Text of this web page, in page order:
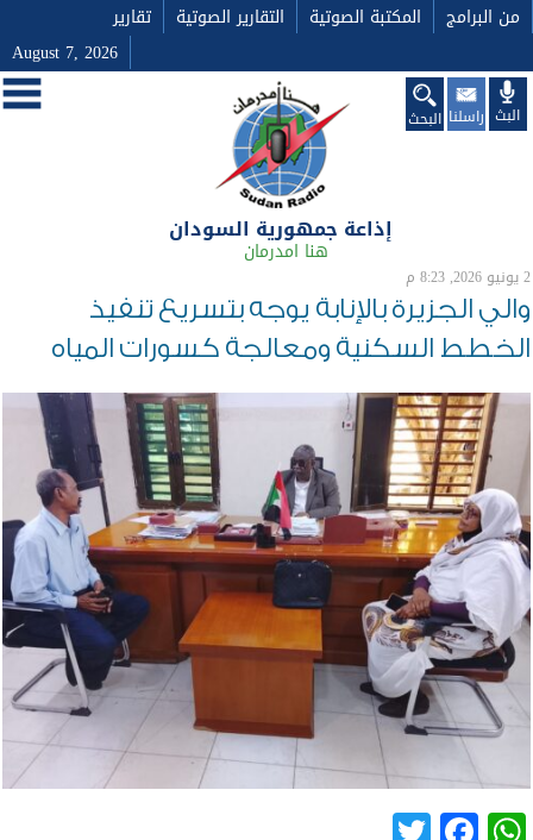
من البرامج المكتبة الصوتية التقارير الصوتية
تقارير
August 7, 2026
البث راسلنا البحث
إذاعة جمهورية السودان
هنا امدرمان
2 يونيو 2026, 8:23 م
والي الجزيرة بالإنابة يوجه بتسريع تنفيذ
الخطط السكنية ومعالجة كسورات المياه
WhatsApp
Facebook